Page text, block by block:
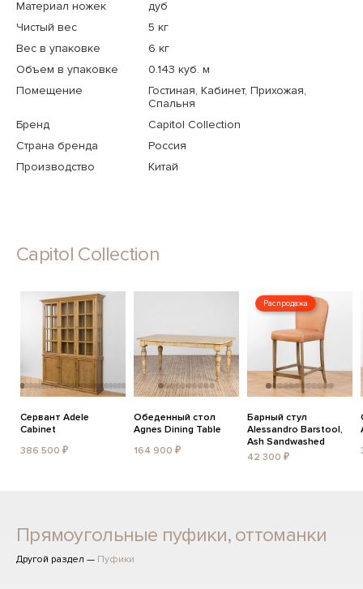
Материал ножек
дуб
Чистый вес
5 кг
Вес в упаковке
6 кг
Объем в упаковке
0.143 куб. м
Помещение
Гостиная, Кабинет, Прихожая,
Спальня
Бренд
Capitol Collection
Страна бренда
Россия
Производство
Китай
Capitol Collection
Сервант Adele
Cabinet
386 500 ₽
Обеденный стол
Agnes Dining Table
164 900 ₽
Распродажа
Барный стул
Alessandro Barstool,
Ash Sandwashed
42 300 ₽
Прямоугольные пуфики, оттоманки
Другой раздел — Пуфики